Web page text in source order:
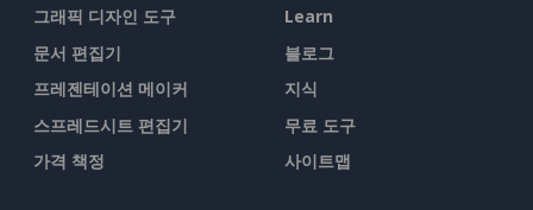
그래픽 디자인 도구
문서 편집기
프레젠테이션 메이커
스프레드시트 편집기
가격 책정
Learn
블로그
지식
무료 도구
사이트맵